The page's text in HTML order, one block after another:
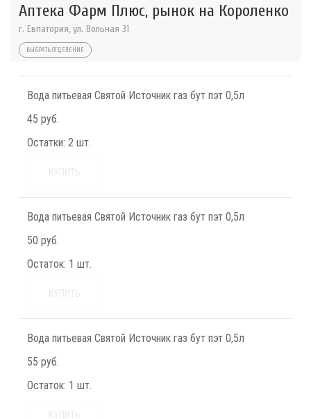
Аптека Фарм Плюс, рынок на Короленко
г. Евпатория, ул. Вольная 31
ВЫБРАТЬ ОТДЕЛЕНИЕ
Вода питьевая Святой Источник газ бут пэт 0,5л
45 руб.
Остатки: 2 шт.
Вода питьевая Святой Источник газ бут пэт 0,5л
50 руб.
Остаток: 1 шт.
Вода питьевая Святой Источник газ бут пэт 0,5л
55 руб.
Остаток: 1 шт.